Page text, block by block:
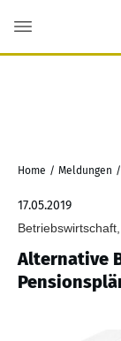
Home / Meldungen /
17.05.2019
Alternative